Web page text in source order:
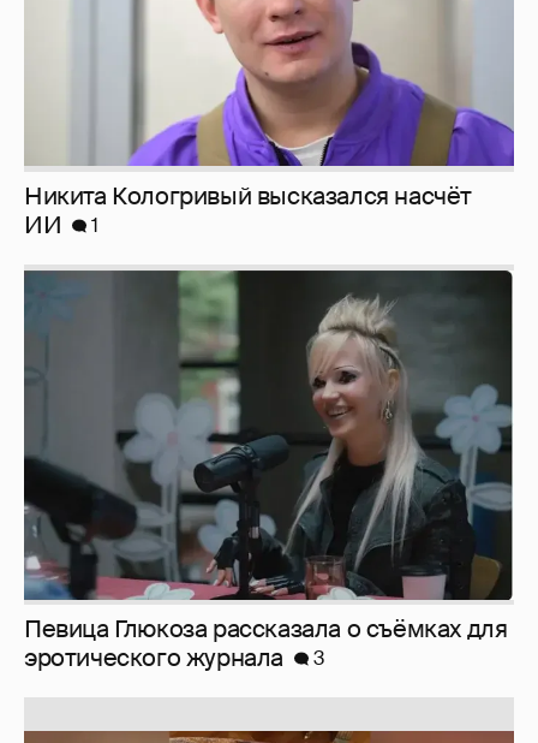
Певица Глюкоза рассказала о съёмках для
эротического журнала
3